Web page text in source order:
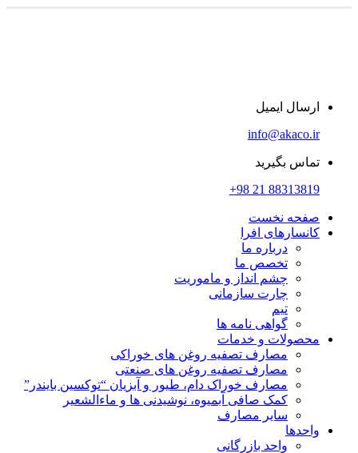
ارسال ایمیل
info@akaco.ir
تماس بگیرید
88313819 21 98+
صفحه نخست
کانسارهای افرا
درباره ما
تخصص ما
چشم انداز و ماموریت
چارت سازمانی
تیم
گواهی نامه ها
محصولات و خدمات
مصارف تصفیه روغن های خوراکی
مصارف تصفیه روغن های صنعتی
مصارف خوراک دام، طیور و آبزیان “توکسین بایندر”
کمک صافی آبمیوه، نوشیدنی ها و ماءالشعیر
سایر مصارف
واحدها
واحد بازرگانی